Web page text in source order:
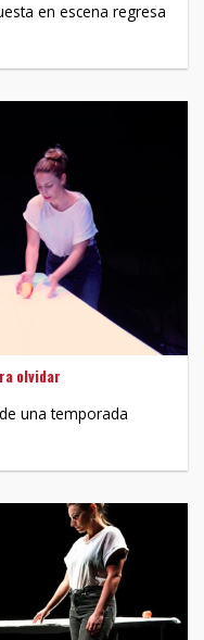
en escena regresa
olvidar
una temporada